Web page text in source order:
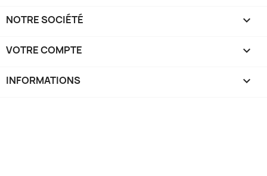
NOTRE SOCIÉTÉ 
VOTRE COMPTE 
INFORMATIONS keyboard_arrow_down